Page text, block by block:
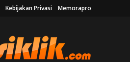
Kebijakan Privasi Memorapro